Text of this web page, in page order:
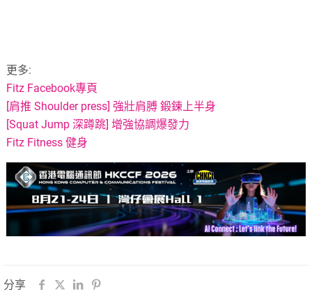
更多:
Fitz Facebook專頁
[肩推 Shoulder press] 強壯肩膊 鍛鍊上半身
[Squat Jump 深蹲跳] 增強協調爆發力
Fitz Fitness 健身
分享